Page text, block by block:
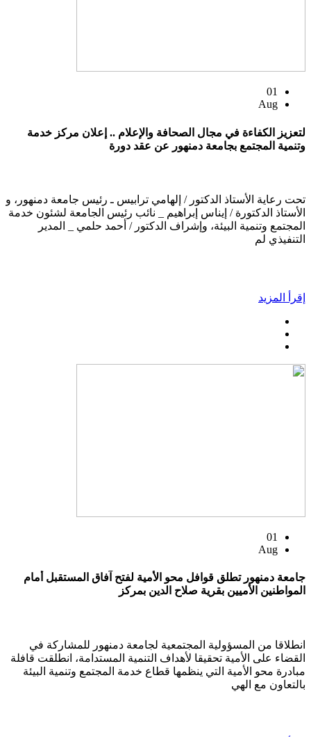
01
Aug
لتعزيز الكفاءة في مجال الصحافة والإعلام .. إعلان مركز خدمة
وتنمية المجتمع بجامعة دمنهور عن عقد دورة
تحت رعاية الأستاذ الدكتور / إلهامي ترابيس ـ رئيس جامعة دمنهور، و
الأستاذ الدكتورة / إيناس إبراهيم _ نائب رئيس الجامعة لشئون خدمة
المجتمع وتنمية البيئة، وإشراف الدكتور / أحمد حلمي _ المدير
التنفيذي لم
إقرأ المزيد
01
Aug
جامعة دمنهور تطلق قوافل محو الأمية لفتح آفاق المستقبل أمام
المواطنين الأميين بقرية صلاح الدين بمركز
انطلاقا من المسؤولية المجتمعية لجامعة دمنهور للمشاركة في
القضاء على الأمية تحقيقا لأهداف التنمية المستدامة، انطلقت قافلة
مبادرة محو الأمية التي ينظمها قطاع خدمة المجتمع وتنمية البيئة
بالتعاون مع الهي